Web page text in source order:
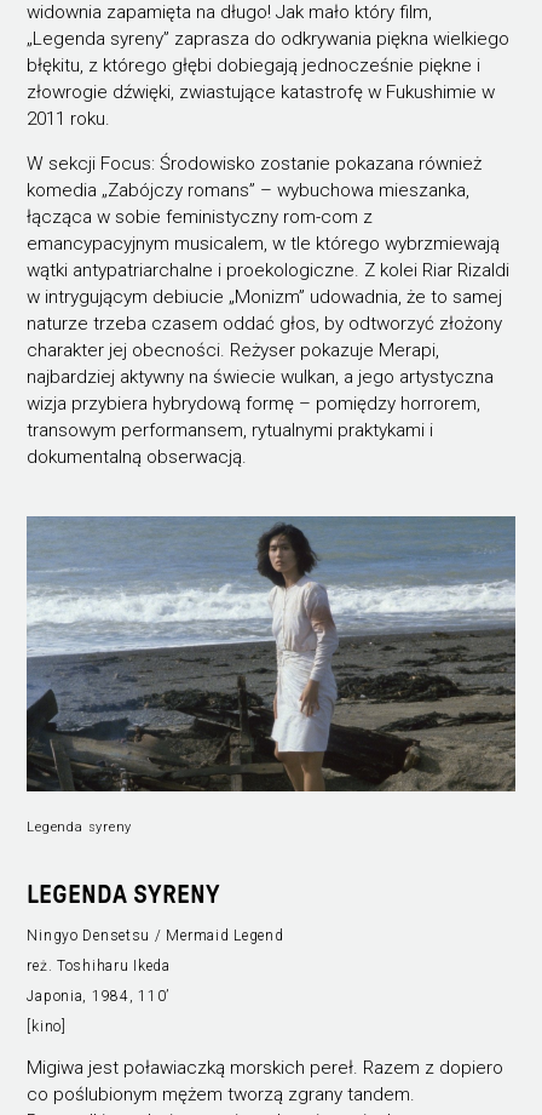
widownia zapamięta na długo! Jak mało który film,
„Legenda syreny” zaprasza do odkrywania piękna wielkiego
błękitu, z którego głębi dobiegają jednocześnie piękne i
złowrogie dźwięki, zwiastujące katastrofę w Fukushimie w
2011 roku.
W sekcji Focus: Środowisko zostanie pokazana również
komedia „Zabójczy romans” – wybuchowa mieszanka,
łącząca w sobie feministyczny rom-com z
emancypacyjnym musicalem, w tle którego wybrzmiewają
wątki antypatriarchalne i proekologiczne. Z kolei Riar Rizaldi
w intrygującym debiucie „Monizm” udowadnia, że to samej
naturze trzeba czasem oddać głos, by odtworzyć złożony
charakter jej obecności. Reżyser pokazuje Merapi,
najbardziej aktywny na świecie wulkan, a jego artystyczna
wizja przybiera hybrydową formę – pomiędzy horrorem,
transowym performansem, rytualnymi praktykami i
dokumentalną obserwacją.
Legenda syreny
LEGENDA SYRENY
Ningyo Densetsu / Mermaid Legend
reż. Toshiharu Ikeda
Japonia, 1984, 110’
[kino]
Migiwa jest poławiaczką morskich pereł. Razem z dopiero
co poślubionym mężem tworzą zgrany tandem.